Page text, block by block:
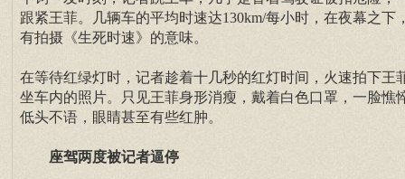
跟紧王菲。几辆车的平均时速达130km/每小时，在夜幕之下
有拍摄《生死时速》的意味。
在等待红绿灯时，记者趁着十几秒的红灯时间，火速拍下王
坐车内的照片。只见王菲身形消瘦，戴着白色口罩，一脸憔
低头不语，眼睛甚至有些红肿。
座驾两度被记者逼停